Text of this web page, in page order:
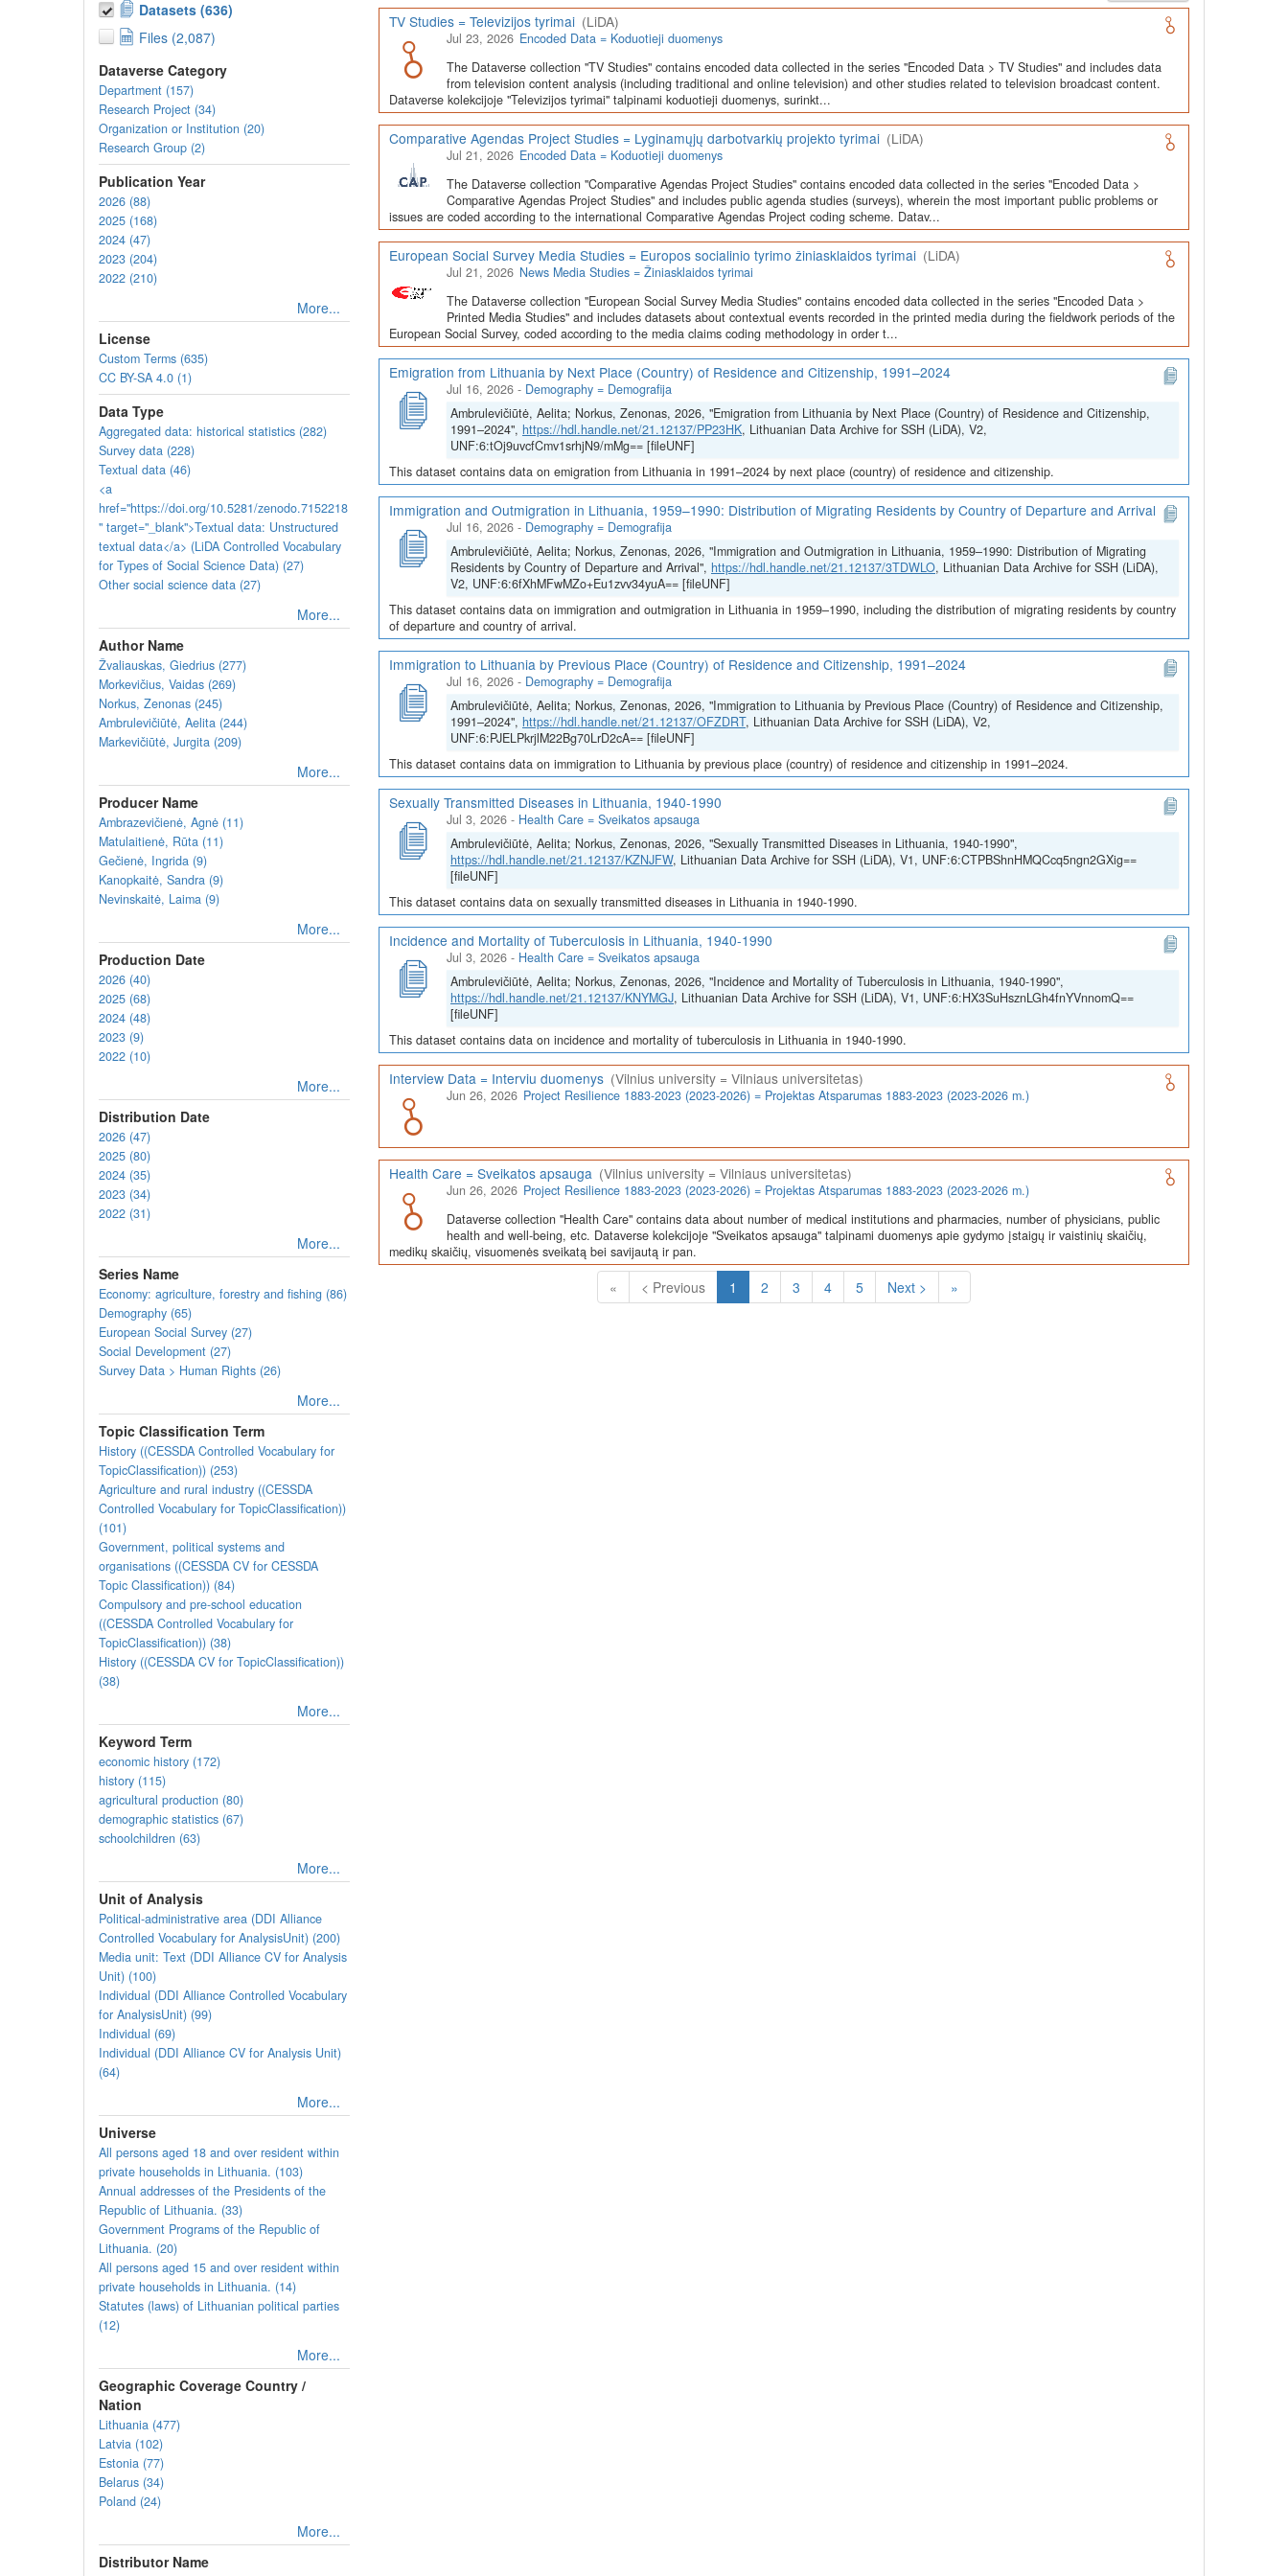
Datasets (636)
Files (2,087)
Dataverse Category
Department (157)
Research Project (34)
Organization or Institution (20)
Research Group (2)
Publication Year
2026 (88)
2025 (168)
2024 (47)
2023 (204)
2022 (210)
More...
License
Custom Terms (635)
CC BY-SA 4.0 (1)
Data Type
Aggregated data: historical statistics (282)
Survey data (228)
Textual data (46)
<a
href="https://doi.org/10.5281/zenodo.7152218
" target="_blank">Textual data: Unstructured
textual data</a> (LiDA Controlled Vocabulary
for Types of Social Science Data) (27)
Other social science data (27)
More...
Author Name
Žvaliauskas, Giedrius (277)
Morkevičius, Vaidas (269)
Norkus, Zenonas (245)
Ambrulevičiūtė, Aelita (244)
Markevičiūtė, Jurgita (209)
More...
Producer Name
Ambrazevičienė, Agnė (11)
Matulaitienė, Rūta (11)
Gečienė, Ingrida (9)
Kanopkaitė, Sandra (9)
Nevinskaitė, Laima (9)
More...
Production Date
2026 (40)
2025 (68)
2024 (48)
2023 (9)
2022 (10)
More...
Distribution Date
2026 (47)
2025 (80)
2024 (35)
2023 (34)
2022 (31)
More...
Series Name
Economy: agriculture, forestry and fishing (86)
Demography (65)
European Social Survey (27)
Social Development (27)
Survey Data > Human Rights (26)
More...
Topic Classification Term
History ((CESSDA Controlled Vocabulary for
TopicClassification)) (253)
Agriculture and rural industry ((CESSDA
Controlled Vocabulary for TopicClassification))
(101)
Government, political systems and
organisations ((CESSDA CV for CESSDA
Topic Classification)) (84)
Compulsory and pre-school education
((CESSDA Controlled Vocabulary for
TopicClassification)) (38)
History ((CESSDA CV for TopicClassification))
(38)
More...
Keyword Term
economic history (172)
history (115)
agricultural production (80)
demographic statistics (67)
schoolchildren (63)
More...
Unit of Analysis
Political-administrative area (DDI Alliance
Controlled Vocabulary for AnalysisUnit) (200)
Media unit: Text (DDI Alliance CV for Analysis
Unit) (100)
Individual (DDI Alliance Controlled Vocabulary
for AnalysisUnit) (99)
Individual (69)
Individual (DDI Alliance CV for Analysis Unit)
(64)
More...
Universe
All persons aged 18 and over resident within
private households in Lithuania. (103)
Annual addresses of the Presidents of the
Republic of Lithuania. (33)
Government Programs of the Republic of
Lithuania. (20)
All persons aged 15 and over resident within
private households in Lithuania. (14)
Statutes (laws) of Lithuanian political parties
(12)
More...
Geographic Coverage Country /
Nation
Lithuania (477)
Latvia (102)
Estonia (77)
Belarus (34)
Poland (24)
More...
Distributor Name
TV Studies = Televizijos tyrimai (LiDA)
Jul 23, 2026 Encoded Data = Koduotieji duomenys
The Dataverse collection "TV Studies" contains encoded data collected in the series "Encoded Data > TV Studies" and includes data
from television content analysis (including traditional and online television) and other studies related to television broadcast content.
Dataverse kolekcijoje "Televizijos tyrimai" talpinami koduotieji duomenys, surinkt...
Comparative Agendas Project Studies = Lyginamųjų darbotvarkių projekto tyrimai (LiDA)
Jul 21, 2026 Encoded Data = Koduotieji duomenys
The Dataverse collection "Comparative Agendas Project Studies" contains encoded data collected in the series "Encoded Data >
Comparative Agendas Project Studies" and includes public agenda studies (surveys), wherein the most important public problems or
issues are coded according to the international Comparative Agendas Project coding scheme. Datav...
European Social Survey Media Studies = Europos socialinio tyrimo žiniasklaidos tyrimai (LiDA)
Jul 21, 2026 News Media Studies = Žiniasklaidos tyrimai
The Dataverse collection "European Social Survey Media Studies" contains encoded data collected in the series "Encoded Data >
Printed Media Studies" and includes datasets about contextual events recorded in the printed media during the fieldwork periods of the
European Social Survey, coded according to the media claims coding methodology in order t...
Emigration from Lithuania by Next Place (Country) of Residence and Citizenship, 1991–2024
Jul 16, 2026 - Demography = Demografija
Ambrulevičiūtė, Aelita; Norkus, Zenonas, 2026, "Emigration from Lithuania by Next Place (Country) of Residence and Citizenship,
1991–2024", https://hdl.handle.net/21.12137/PP23HK, Lithuanian Data Archive for SSH (LiDA), V2,
UNF:6:tOj9uvcfCmv1srhjN9/mMg== [fileUNF]
This dataset contains data on emigration from Lithuania in 1991–2024 by next place (country) of residence and citizenship.
Immigration and Outmigration in Lithuania, 1959–1990: Distribution of Migrating Residents by Country of Departure and Arrival
Jul 16, 2026 - Demography = Demografija
Ambrulevičiūtė, Aelita; Norkus, Zenonas, 2026, "Immigration and Outmigration in Lithuania, 1959–1990: Distribution of Migrating
Residents by Country of Departure and Arrival", https://hdl.handle.net/21.12137/3TDWLO, Lithuanian Data Archive for SSH (LiDA),
V2, UNF:6:6fXhMFwMZo+Eu1zvv34yuA== [fileUNF]
This dataset contains data on immigration and outmigration in Lithuania in 1959–1990, including the distribution of migrating residents by country
of departure and country of arrival.
Immigration to Lithuania by Previous Place (Country) of Residence and Citizenship, 1991–2024
Jul 16, 2026 - Demography = Demografija
Ambrulevičiūtė, Aelita; Norkus, Zenonas, 2026, "Immigration to Lithuania by Previous Place (Country) of Residence and Citizenship,
1991–2024", https://hdl.handle.net/21.12137/OFZDRT, Lithuanian Data Archive for SSH (LiDA), V2,
UNF:6:PJELPkrjlM22Bg70LrD2cA== [fileUNF]
This dataset contains data on immigration to Lithuania by previous place (country) of residence and citizenship in 1991–2024.
Sexually Transmitted Diseases in Lithuania, 1940-1990
Jul 3, 2026 - Health Care = Sveikatos apsauga
Ambrulevičiūtė, Aelita; Norkus, Zenonas, 2026, "Sexually Transmitted Diseases in Lithuania, 1940-1990",
https://hdl.handle.net/21.12137/KZNJFW, Lithuanian Data Archive for SSH (LiDA), V1, UNF:6:CTPBShnHMQCcq5ngn2GXig==
[fileUNF]
This dataset contains data on sexually transmitted diseases in Lithuania in 1940-1990.
Incidence and Mortality of Tuberculosis in Lithuania, 1940-1990
Jul 3, 2026 - Health Care = Sveikatos apsauga
Ambrulevičiūtė, Aelita; Norkus, Zenonas, 2026, "Incidence and Mortality of Tuberculosis in Lithuania, 1940-1990",
https://hdl.handle.net/21.12137/KNYMGJ, Lithuanian Data Archive for SSH (LiDA), V1, UNF:6:HX3SuHsznLGh4fnYVnnomQ==
[fileUNF]
This dataset contains data on incidence and mortality of tuberculosis in Lithuania in 1940-1990.
Interview Data = Interviu duomenys (Vilnius university = Vilniaus universitetas)
Jun 26, 2026 Project Resilience 1883-2023 (2023-2026) = Projektas Atsparumas 1883-2023 (2023-2026 m.)
Health Care = Sveikatos apsauga (Vilnius university = Vilniaus universitetas)
Jun 26, 2026 Project Resilience 1883-2023 (2023-2026) = Projektas Atsparumas 1883-2023 (2023-2026 m.)
Dataverse collection "Health Care" contains data about number of medical institutions and pharmacies, number of physicians, public
health and well-being, etc. Dataverse kolekcijoje "Sveikatos apsauga" talpinami duomenys apie gydymo įstaigų ir vaistinių skaičių,
medikų skaičių, visuomenės sveikatą bei savijautą ir pan.
« < Previous 1 (Current)
2 3 4 5 Next > »